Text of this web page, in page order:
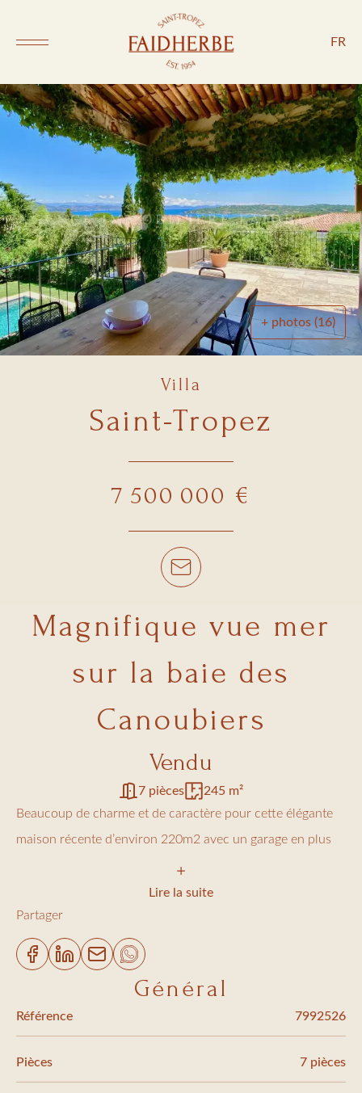
FR
+ photos (16)
Villa
Saint-Tropez
7 500 000 €
Magnifique vue mer
sur la baie des
Canoubiers
Vendu
7 pièces
245 m²
Beaucoup de charme et de caractère pour cette élégante
maison récente d’environ 220m2 avec un garage en plus
de 25m2. Elle se compose d’une entrée, d’un vaste séjour
avec une salle à manger, d’une cuisine, de cinq chambres
avec cinq salles de bain et d’une buanderie.
Terrain de 1200 m2 complanté d’essences
méditerranéennes, piscine 14 x 4 m.
Les informations sur les risques auxquels ce bien est
exposé sont disponibles sur le site Géorisques :
Lire la suite
Partager
Général
Référence 7992526
Pièces 7 pièces